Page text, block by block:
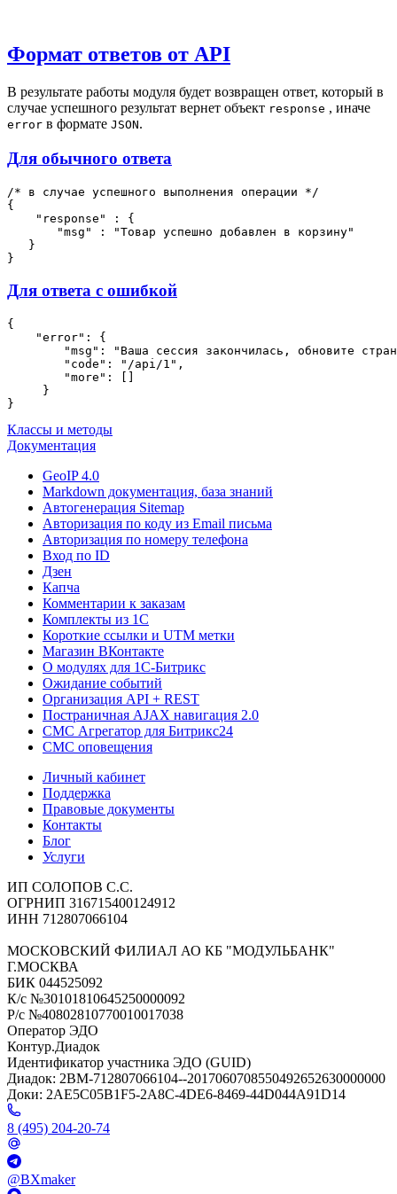
Формат ответов от API
В результате работы модуля будет возвращен ответ, который в
случае успешного результат вернет объект response , иначе
error в формате JSON.
Для обычного ответа
/* в случае успешного выполнения операции */
{
    "response" : {
       "msg" : "Товар успешно добавлен в корзину"
   }
Для ответа с ошибкой
{
    "error": {
"msg": "Ваша сессия закончилась, обновите
        "code": "/api/1",
        "more": []
     }
Классы и методы
Документация
GeoIP 4.0
Markdown документация, база знаний
Автогенерация Sitemap
Авторизация по коду из Email письма
Авторизация по номеру телефона
Вход по ID
Дзен
Капча
Комментарии к заказам
Комплекты из 1C
Короткие ссылки и UTM метки
Магазин ВКонтакте
О модулях для 1С-Битрикс
Ожидание событий
Организация API + REST
Постраничная AJAX навигация 2.0
СМС Агрегатор для Битрикс24
СМС оповещения
Личный кабинет
Поддержка
Правовые документы
Контакты
Блог
Услуги
ИП СОЛОПОВ С.С.
ОГРНИП 316715400124912
ИНН 712807066104
МОСКОВСКИЙ ФИЛИАЛ АО КБ "МОДУЛЬБАНК"
Г.МОСКВА
БИК 044525092
К/с №30101810645250000092
Р/с №40802810770010017038
Оператор ЭДО
Контур.Диадок
Идентификатор участника ЭДО (GUID)
Диадок: 2BM-712807066104--2017060708550492652630000000
Доки: 2AE5C05B1F5-2A8C-4DE6-8469-44D044A91D14
8 (495) 204-20-74
@BXmaker